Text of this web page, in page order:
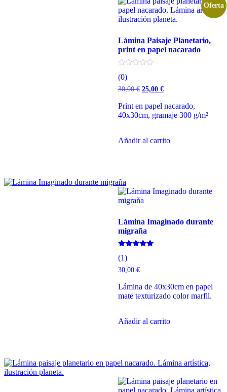
Oferta
Lámina Paisaje Planetario,
print en papel nacarado
(0)
30,00€ El
original
era:
30,00 €.
25,00 €El
actual
es:
25,00 €.
Print en papel nacarado,
40x30cm, gramaje 300 g/m²
Añadir al carrito
Lámina Imaginado durante
migraña
con
5.00
de 5
(1)
30,00 €
Lámina de 40x30cm en papel
mate texturizado color marfil.
Añadir al carrito